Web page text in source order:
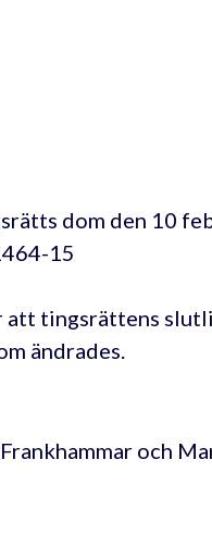
dom den 10
15
tingsrättens
ändrades.
och